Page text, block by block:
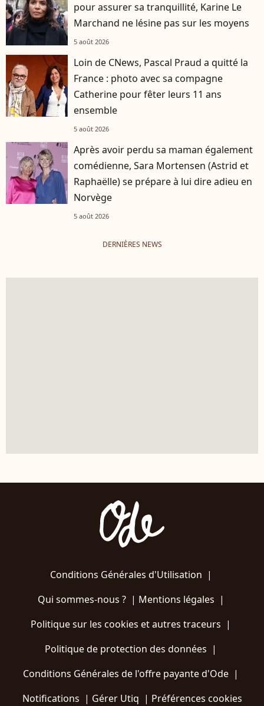
pour assurer sa tranquillité, Karine Le
Marchand ne lésine pas sur les moyens
5 août 2026
Loin de CNews, Pascal Praud a quitté la
France : photo avec sa compagne
Catherine pour fêter leurs 11 ans
ensemble
5 août 2026
Après avoir perdu sa maman également
comédienne, Sara Mortensen (Astrid et
Raphaëlle) se prépare à lui dire adieu en
Norvège
5 août 2026
DERNIÈRES NEWS
Conditions Générales d'Utilisation |
Qui sommes-nous ?| Mentions légales |
Politique sur les cookies et autres traceurs |
Politique de protection des données |
Conditions Générales de l'offre payante d'Ode |
Notifications | Gérer Utiq | Préférences cookies